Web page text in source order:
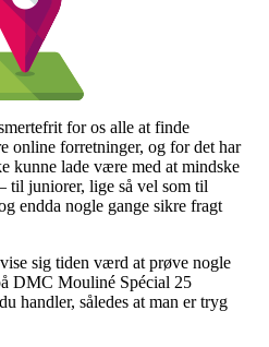
for os alle at finde
online forretninger, og for det har
kunne lade være med at mindske
til juniorer, lige så vel som til
endda nogle gange sikre fragt
sig tiden værd at prøve nogle
DMC Mouliné Spécial 25
handler, således at man er tryg